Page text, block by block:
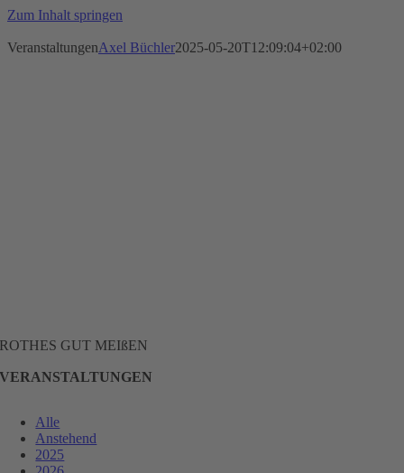
Zum Inhalt springen
VeranstaltungenAxel Büchler2025-05-20T12:09:04+02:00
ROTHES GUT MEIßEN
VERANSTALTUNGEN
Alle
Anstehend
2025